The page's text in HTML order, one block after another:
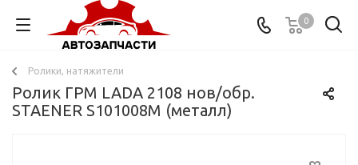
0
Ролики, натяжители
Ролик ГРМ LADA 2108 нов/обр.
STAENER S101008M (металл)